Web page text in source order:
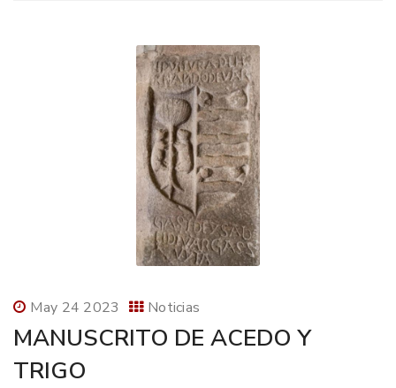
May 24 2023 Noticias
MANUSCRITO DE ACEDO Y
TRIGO